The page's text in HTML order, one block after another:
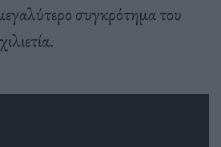
συγκρότημα του